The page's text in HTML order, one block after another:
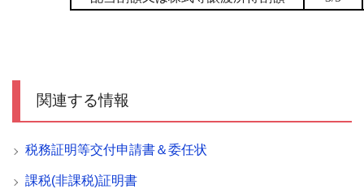
関連する情報
税務証明等交付申請書＆委任状
課税(非課税)証明書